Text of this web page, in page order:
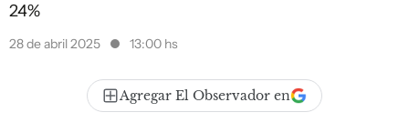
24%
28 de abril 2025 13:00 hs
Agregar El Observador en